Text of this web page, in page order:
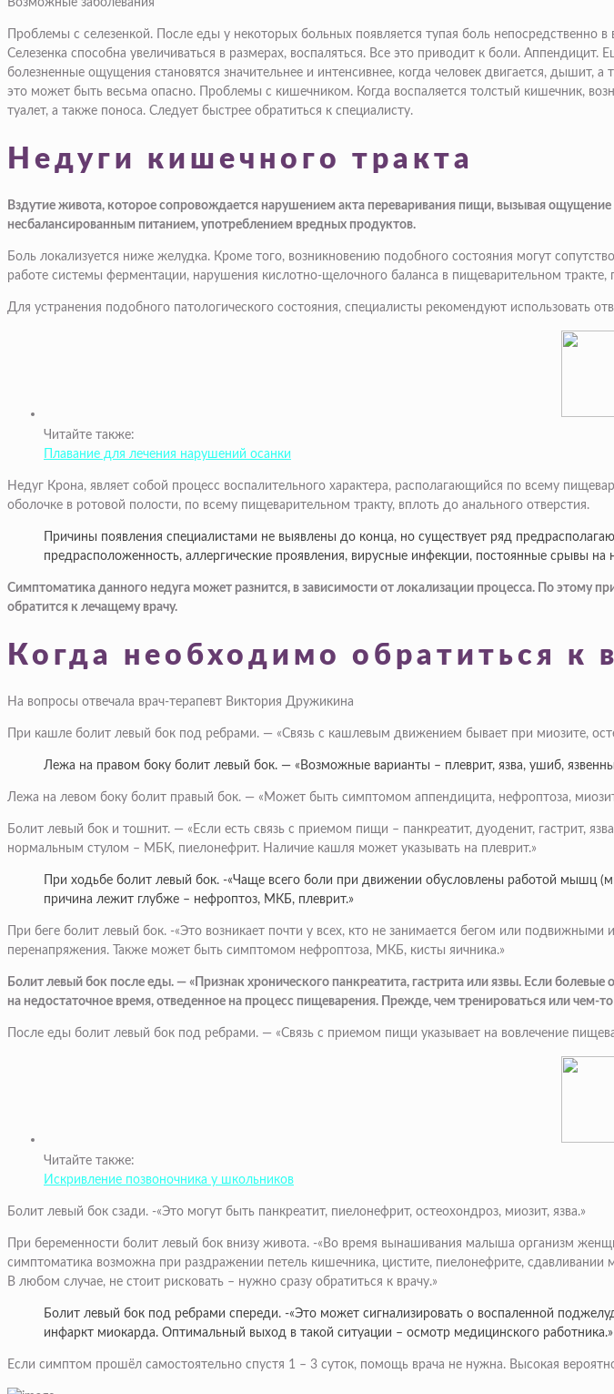
Возможные заболевания
Проблемы с селезенкой. После еды у некоторых больных появляется тупая боль
Селезенка способна увеличиваться в размерах, воспаляться. Все это приводит к боли.
болезненные ощущения становятся значительнее и интенсивнее, когда человек двигается,
это может быть весьма опасно. Проблемы с кишечником. Когда воспаляется толстый кишечник,
туалет, а также поноса. Следует быстрее обратиться к специалисту.
Недуги кишечного тракта
Вздутие живота, которое сопровождается нарушением акта переваривания пищи, вызывая
несбалансированным питанием, употреблением вредных продуктов.
Боль локализуется ниже желудка. Кроме того, возникновению подобного состояния могут
работе системы ферментации, нарушения кислотно-щелочного баланса в пищеварительном
Для устранения подобного патологического состояния, специалисты рекомендуют использовать
Читайте также:
Плавание для лечения нарушений осанки
Недуг Крона, являет собой процесс воспалительного характера, располагающийся по всему
оболочке в ротовой полости, по всему пищеварительном тракту, вплоть до анального отверстия.
Причины появления специалистами не выявлены до конца, но существует ряд
предрасположенность, аллергические проявления, вирусные инфекции, постоянные срывы на
Симптоматика данного недуга может разнится, в зависимости от локализации процесса. По
обратится к лечащему врачу.
Когда необходимо обратиться к
На вопросы отвечала врач-терапевт Виктория Дружикина
При кашле болит левый бок под ребрами. — «Связь с кашлевым движением бывает при миозите,
Лежа на правом боку болит левый бок. — «Возможные варианты – плеврит, язва, ушиб,
Лежа на левом боку болит правый бок. — «Может быть симптомом аппендицита, нефроптоза,
Болит левый бок и тошнит. — «Если есть связь с приемом пищи – панкреатит, дуоденит, гастрит,
нормальным стулом – МБК, пиелонефрит. Наличие кашля может указывать на плеврит.»
При ходьбе болит левый бок. -«Чаще всего боли при движении обусловлены работой мышц
причина лежит глубже – нефроптоз, МКБ, плеврит.»
При беге болит левый бок. -«Это возникает почти у всех, кто не занимается бегом или
перенапряжения. Также может быть симптомом нефроптоза, МКБ, кисты яичника.»
Болит левый бок после еды. — «Признак хронического панкреатита, гастрита или язвы. Если
на недостаточное время, отведенное на процесс пищеварения. Прежде, чем тренироваться или чем-
После еды болит левый бок под ребрами. — «Связь с приемом пищи указывает на вовлечение
Читайте также:
Искривление позвоночника у школьников
Болит левый бок сзади. -«Это могут быть панкреатит, пиелонефрит, остеохондроз, миозит, язва.»
При беременности болит левый бок внизу живота. -«Во время вынашивания малыша организм
симптоматика возможна при раздражении петель кишечника, цистите, пиелонефрите,
В любом случае, не стоит рисковать – нужно сразу обратиться к врачу.»
Болит левый бок под ребрами спереди. -«Это может сигнализировать о воспаленной
инфаркт миокарда. Оптимальный выход в такой ситуации – осмотр медицинского работника.»
Если симптом прошёл самостоятельно спустя 1 – 3 суток, помощь врача не нужна. Высокая